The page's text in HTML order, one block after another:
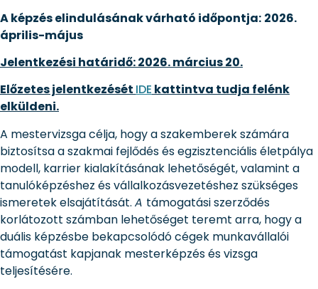
A képzés elindulásának várható időpontja: 2026.
április-május
Jelentkezési határidő: 2026. március 20.
Előzetes jelentkezését IDE kattintva tudja felénk
elküldeni.
A mestervizsga célja, hogy a szakemberek számára
biztosítsa a szakmai fejlődés és egzisztenciális életpálya
modell, karrier kialakításának lehetőségét, valamint a
tanulóképzéshez és vállalkozásvezetéshez szükséges
ismeretek elsajátítását. A támogatási szerződés
korlátozott számban lehetőséget teremt arra, hogy a
duális képzésbe bekapcsolódó cégek munkavállalói
támogatást kapjanak mesterképzés és vizsga
teljesítésére.